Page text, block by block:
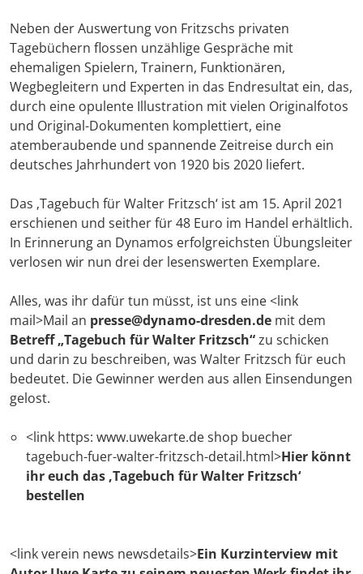
Neben der Auswertung von Fritzschs privaten
Tagebüchern flossen unzählige Gespräche mit
ehemaligen Spielern, Trainern, Funktionären,
Wegbegleitern und Experten in das Endresultat ein, das,
durch eine opulente Illustration mit vielen Originalfotos
und Original-Dokumenten komplettiert, eine
atemberaubende und spannende Zeitreise durch ein
deutsches Jahrhundert von 1920 bis 2020 liefert.
Das ‚Tagebuch für Walter Fritzsch‘ ist am 15. April 2021
erschienen und seither für 48 Euro im Handel erhältlich.
In Erinnerung an Dynamos erfolgreichsten Übungsleiter
verlosen wir nun drei der lesenswerten Exemplare.
Alles, was ihr dafür tun müsst, ist uns eine <link
mail>Mail an presse@dynamo-dresden.de mit dem
Betreff „Tagebuch für Walter Fritzsch“zu schicken
und darin zu beschreiben, was Walter Fritzsch für euch
bedeutet. Die Gewinner werden aus allen Einsendungen
gelost.
<link https: www.uwekarte.de shop buecher
tagebuch-fuer-walter-fritzsch-detail.html>Hier könnt
ihr euch das ‚Tagebuch für Walter Fritzsch‘
bestellen
<link verein news newsdetails>Ein Kurzinterview mit